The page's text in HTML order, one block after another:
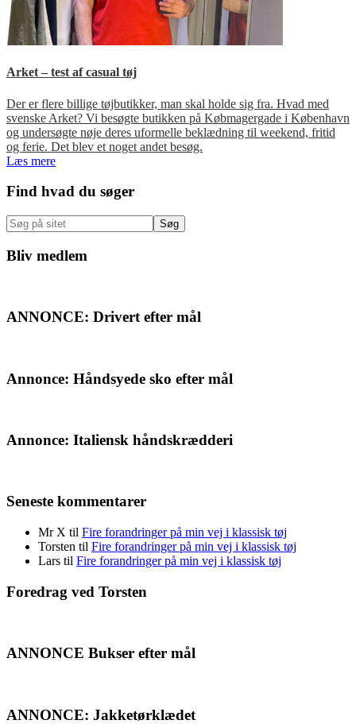
Arket – test af casual tøj
Der er flere billige tøjbutikker, man skal holde sig fra. Hvad med
svenske Arket? Vi besøgte butikken på Købmagergade i København
og undersøgte nøje deres uformelle beklædning til weekend, fritid
og ferie. Det blev et noget andet besøg.
Læs mere
Primær
Sidebar
Find hvad du søger
Søg
på
sitet
Bliv medlem
ANNONCE: Drivert efter mål
Annonce: Håndsyede sko efter mål
Annonce: Italiensk håndskrædderi
Seneste kommentarer
Mr X til Fire forandringer på min vej i klassisk tøj
Torsten til Fire forandringer på min vej i klassisk tøj
Lars til Fire forandringer på min vej i klassisk tøj
Foredrag ved Torsten
ANNONCE Bukser efter mål
ANNONCE: Jakketørklædet